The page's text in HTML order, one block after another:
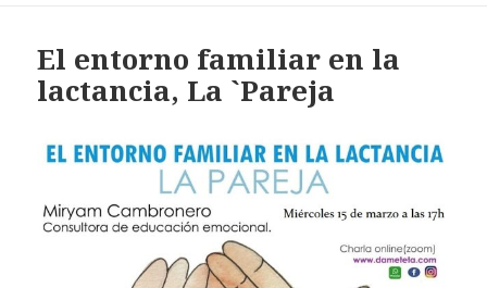
El entorno familiar en la
lactancia, La `Pareja